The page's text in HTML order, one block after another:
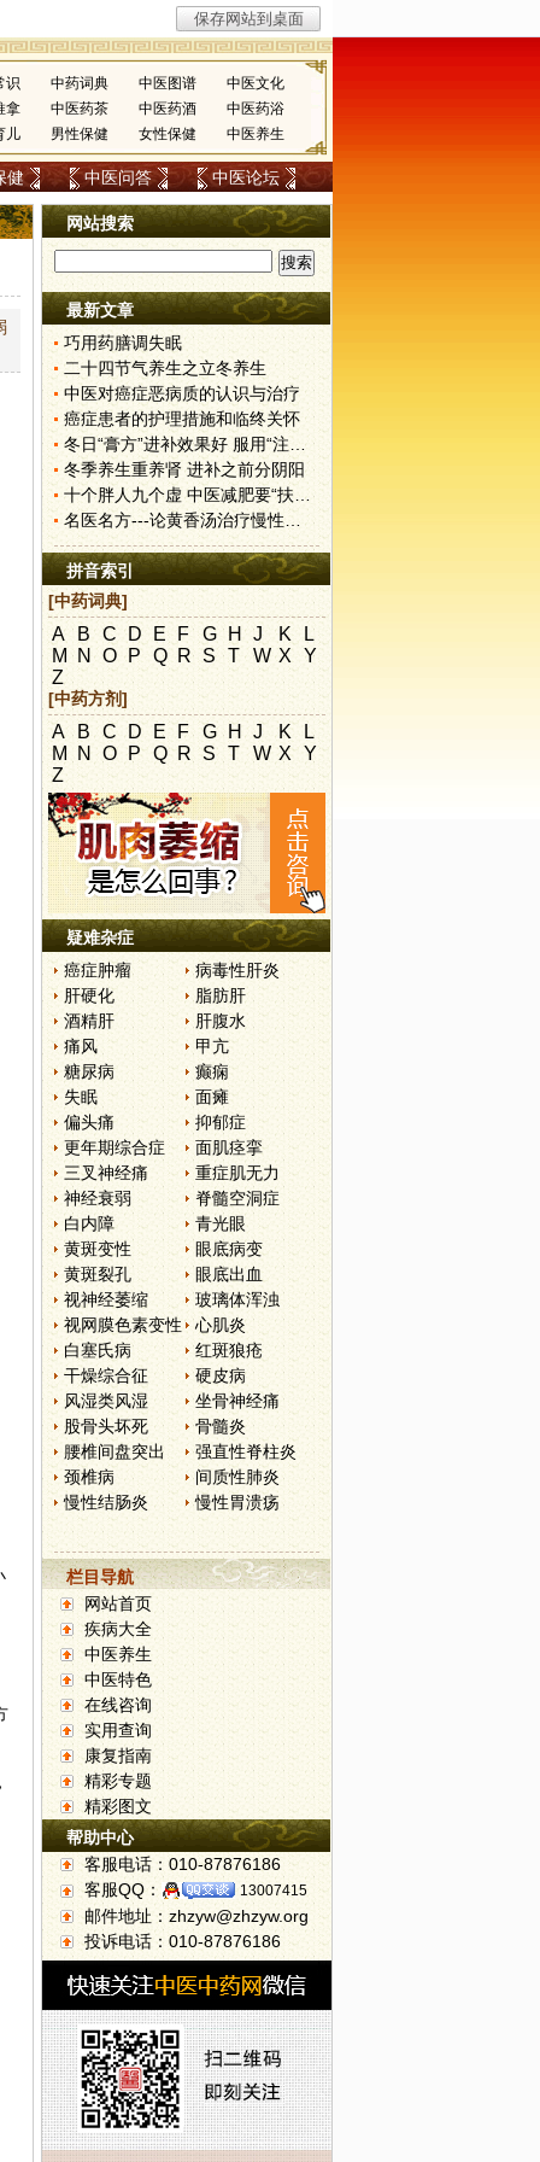
识 中药词典 中医图谱
中医文化
拿
中医药茶 中医药酒
中医药浴
儿
男性保健 女性保健 中医养生
健 中医问答 中医论坛
网站搜索
最新文章
巧用药膳调失眠
二十四节气养生之立冬养生
中医对癌症恶病质的认识与治疗
癌症患者的护理措施和临终关怀
冬日“膏方”进补效果好 服用“注意事项”不能忘
冬季养生重养肾 进补之前分阴阳
十个胖人九个虚 中医减肥要“扶阳”
名医名方---论黄香汤治疗慢性胃炎
拼音索引
[中药词典]
A B C D E F G H J K
L
M N O P Q R S T W X
Y
Z
[中药方剂]
A B C D E F G H J K
L
M N O P Q R S T W X
Y
Z
疑难杂症
癌症肿瘤
病毒性肝炎
肝硬化
脂肪肝
酒精肝
肝腹水
痛风
甲亢
糖尿病
癫痫
失眠
面瘫
偏头痛
抑郁症
更年期综合症
面肌痉挛
三叉神经痛
重症肌无力
神经衰弱
脊髓空洞症
白内障
青光眼
黄斑变性
眼底病变
黄斑裂孔
眼底出血
视神经萎缩
玻璃体浑浊
视网膜色素变性
心肌炎
白塞氏病
红斑狼疮
干燥综合征
硬皮病
风湿类风湿
坐骨神经痛
股骨头坏死
骨髓炎
腰椎间盘突出
强直性脊柱炎
颈椎病
间质性肺炎
慢性结肠炎
慢性胃溃疡
栏目导航
网站首页
疾病大全
中医养生
中医特色
在线咨询
实用查询
康复指南
精彩专题
精彩图文
帮助中心
客服电话：010-87876186
客服QQ：
13007415
邮件地址：zhzyw@zhzyw.org
投诉电话：010-87876186